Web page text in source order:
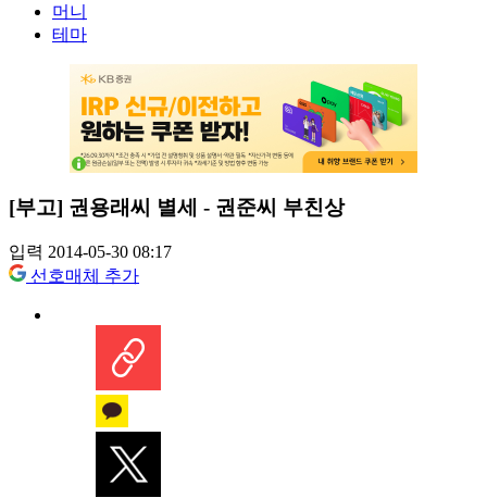
머니
테마
[부고] 권용래씨 별세 - 권준씨 부친상
입력 2014-05-30 08:17
선호매체 추가